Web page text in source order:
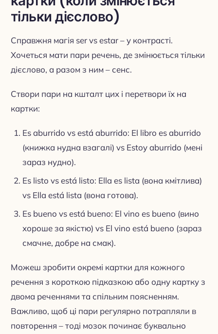
тільки дієслово)
Справжня магія ser vs estar – у контрасті.
Хочеться мати пари речень, де змінюється тільки
дієслово, а разом з ним – сенс.
Створи пари на кшталт цих і перетвори їх на
картки:
Es aburrido vs está aburrido: El libro es aburrido
(книжка нудна взагалі) vs Estoy aburrido (мені
зараз нудно).
Es listo vs está listo: Ella es lista (вона кмітлива)
vs Ella está lista (вона готова).
Es bueno vs está bueno: El vino es bueno (вино
хороше за якістю) vs El vino está bueno (зараз
смачне, добре на смак).
Можеш зробити окремі картки для кожного
речення з короткою підказкою або одну картку з
двома реченнями та спільним поясненням.
Важливо, щоб ці пари регулярно потрапляли в
повторення – тоді мозок починає буквально